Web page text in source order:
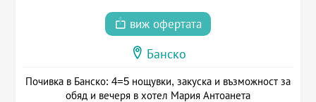
виж офертата
Банско
Почивка в Банско: 4=5 нощувки, закуска и възможност за
обяд и вечеря в хотел Мария Антоанета